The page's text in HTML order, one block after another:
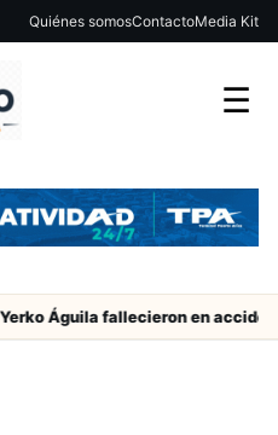
Quiénes somosContactoMedia Kit
☰
Águila fallecieron en